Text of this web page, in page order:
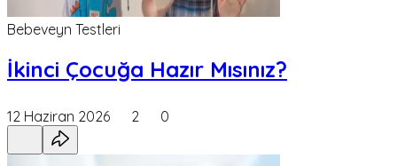
Bebeveyn Testleri
İkinci Çocuğa Hazır Mısınız?
12 Haziran 2026 2 0